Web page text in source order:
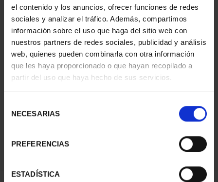
el contenido y los anuncios, ofrecer funciones de redes
sociales y analizar el tráfico. Además, compartimos
información sobre el uso que haga del sitio web con
nuestros partners de redes sociales, publicidad y análisis
web, quienes pueden combinarla con otra información
que les haya proporcionado o que hayan recopilado a
partir del uso que haya hecho de sus servicios.
NECESARIAS
PREFERENCIAS
ESTADÍSTICA
73,00 €